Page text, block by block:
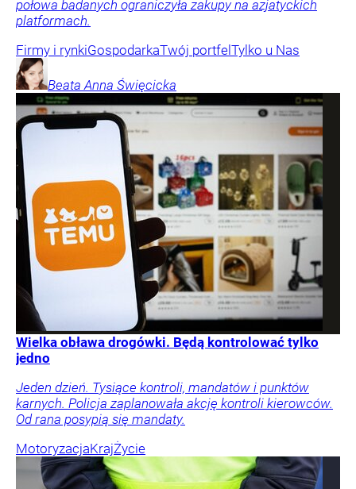
połowa badanych ograniczyła zakupy na azjatyckich
platformach.
Firmy i rynkiGospodarkaTwój portfel Tylko u Nas
Beata Anna Święcicka
Wielka obława drogówki. Będą kontrolować tylko
jedno
Jeden dzień. Tysiące kontroli, mandatów i punktów
karnych. Policja zaplanowała akcję kontroli kierowców.
Od rana posypią się mandaty.
MotoryzacjaKrajŻycie